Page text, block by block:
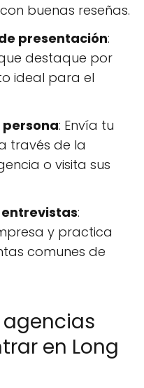
buenas reseñas.
presentación:
destaque por
ideal para el
persona: Envía tu
través de la
o visita sus
:
y practica
comunes de
en Long